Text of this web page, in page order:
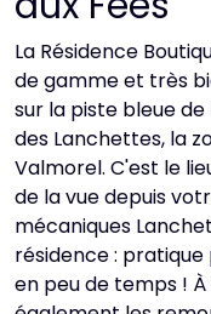
La Résidence
de gamme et très
sur la piste bleue
des Lanchettes, la
Valmorel. C'est le
de la vue depuis
mécaniques
résidence : pratique
en peu de temps !